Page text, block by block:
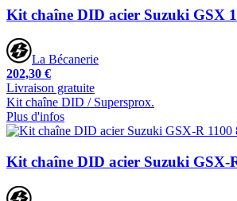
Kit chaîne DID acier Suzuki GSX
La Bécanerie
202,30 €
Livraison gratuite
Kit chaîne DID / Supersprox.
Plus d'infos
Kit chaîne DID acier Suzuki GSX-